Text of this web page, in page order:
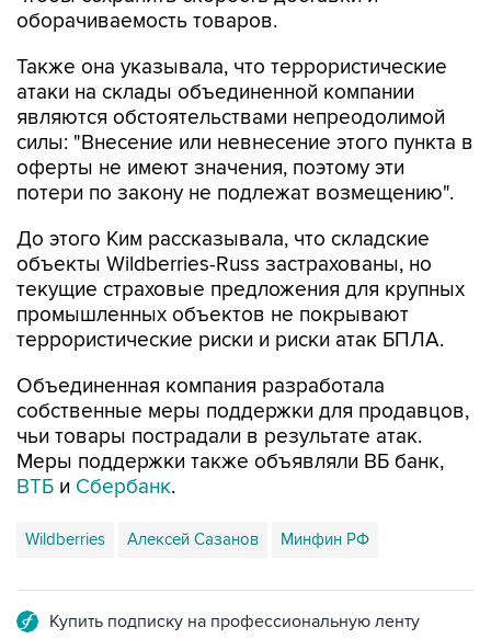
оборачиваемость товаров.
Также она указывала, что террористические
атаки на склады объединенной компании
являются обстоятельствами непреодолимой
силы: "Внесение или невнесение этого пункта в
оферты не имеют значения, поэтому эти
потери по закону не подлежат возмещению".
До этого Ким рассказывала, что складские
объекты Wildberries-Russ застрахованы, но
текущие страховые предложения для крупных
промышленных объектов не покрывают
террористические риски и риски атак БПЛА.
Объединенная компания разработала
собственные меры поддержки для продавцов,
чьи товары пострадали в результате атак.
Меры поддержки также объявляли ВБ банк,
ВТБ и Сбербанк.
Wildberries Алексей Сазанов Минфин РФ
Купить подписку на профессиональную ленту